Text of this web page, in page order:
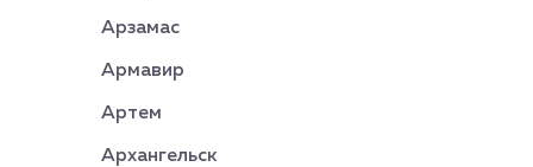
Арзамас
Армавир
Артем
Архангельск